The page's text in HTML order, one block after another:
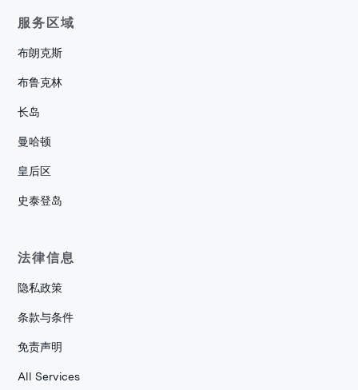
服务区域
布朗克斯
布鲁克林
长岛
曼哈顿
皇后区
史泰登岛
法律信息
隐私政策
条款与条件
免责声明
All Services